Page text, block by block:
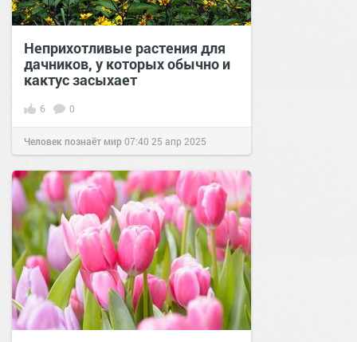
Неприхотливые растения для
дачников, у которых обычно и
кактус засыхает
6 0
Человек познаёт мир07:40 25 апр 2025